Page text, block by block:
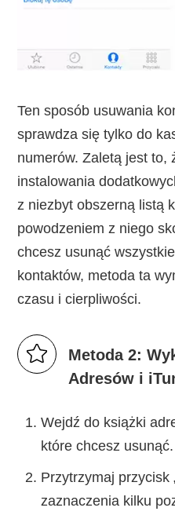
Ten sposób usuwania
sprawdza się tylko do
numerów. Zaletą jest to,
instalowania
z niezbyt obszerną listą
powodzeniem z niego
chcesz usunąć
kontaktów, metoda ta
czasu i cierpliwości.
Metoda 2:
Adresów i
Wejdź do książki
które chcesz usunąć.
Przytrzymaj przycisk
zaznaczenia kilku